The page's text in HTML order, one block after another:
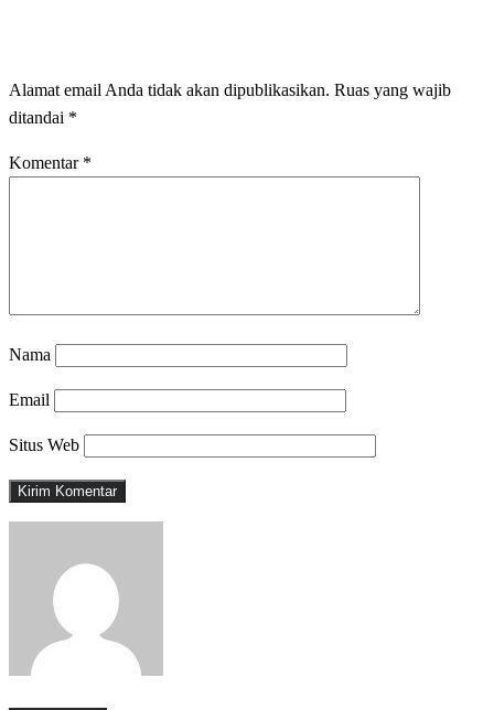
Alamat email Anda tidak akan dipublikasikan. Ruas yang wajib
ditandai *
Komentar *
Nama
Email
Situs Web